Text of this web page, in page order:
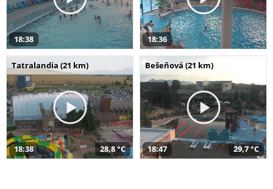
18:38 18:36
Tatralandia (21 km)
18:38 28,8 °C
Bešeňová (21 km)
18:47 29,7 °C